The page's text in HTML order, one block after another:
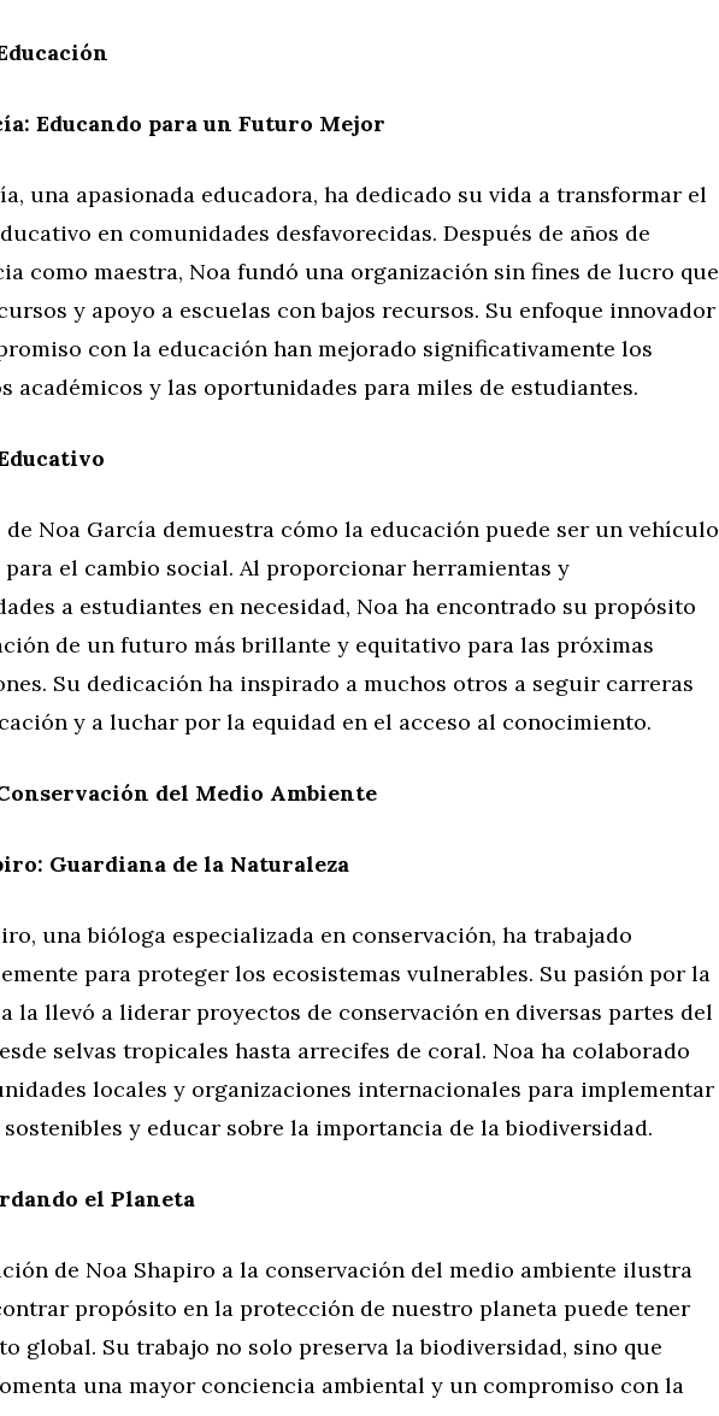
Educando para un Futuro Mejor
una apasionada educadora, ha dedicado su vida a transformar el
en comunidades desfavorecidas. Después de años de
como maestra, Noa fundó una organización sin fines de lucro que
y apoyo a escuelas con bajos recursos. Su enfoque innovador
con la educación han mejorado significativamente los
académicos y las oportunidades para miles de estudiantes.
de Noa García demuestra cómo la educación puede ser un vehículo
para el cambio social. Al proporcionar herramientas y
a estudiantes en necesidad, Noa ha encontrado su propósito
de un futuro más brillante y equitativo para las próximas
Su dedicación ha inspirado a muchos otros a seguir carreras
y a luchar por la equidad en el acceso al conocimiento.
del Medio Ambiente
Guardiana de la Naturaleza
una bióloga especializada en conservación, ha trabajado
para proteger los ecosistemas vulnerables. Su pasión por la
la llevó a liderar proyectos de conservación en diversas partes del
selvas tropicales hasta arrecifes de coral. Noa ha colaborado
locales y organizaciones internacionales para implementar
y educar sobre la importancia de la biodiversidad.
el Planeta
de Noa Shapiro a la conservación del medio ambiente ilustra
propósito en la protección de nuestro planeta puede tener
global. Su trabajo no solo preserva la biodiversidad, sino que
una mayor conciencia ambiental y un compromiso con la